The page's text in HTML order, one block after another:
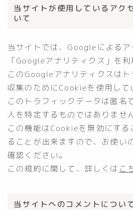
明治安田生命
当サイトが使用しているアク
いて
当サイトでは、Googleによる
「Googleアナリティクス」を利
このGoogleアナリティクスは
収集のためにCookieを使用して
このトラフィックデータは匿名
人を特定するものではありません
この機能はCookieを無効にする
ることが出来ますので、お使い
確認ください。
この規約に関して、詳しくは こ
当サイトへのコメントについ